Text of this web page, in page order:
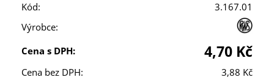
Kód:
3.167.01
Výrobce:
Cena s DPH:
4,70 Kč
Cena bez DPH:
3,88 Kč